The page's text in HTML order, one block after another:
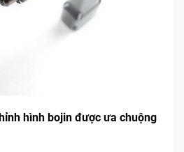
hình bojin được ưa chuộng